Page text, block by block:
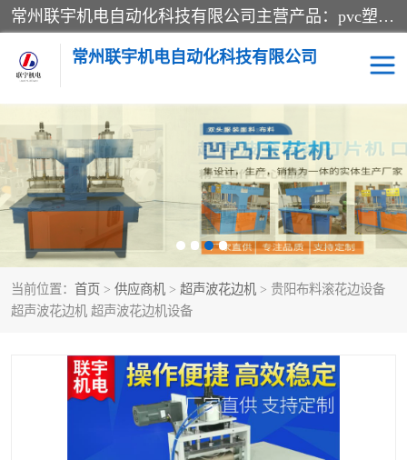
常州联宇机电自动化科技有限公司主营产品：pvc塑料焊机、高频热合机、软膜天花压边机、服装布料凹凸压花机、布料3d压印设备、服装植胶设备、超声波布料花边机、无纺布热合机、全自动压花机。
常州联宇机电自动化科技有限公司
当前位置： 首页 > 供应商机 > 超声波花边机 > 贵阳布料滚花边设备
超声波花边机 超声波花边机设备
压花定型机以及压花模具 超声波热合机
高频热合机 超声波花边机
超声波复合压花机 凹凸压花机压标机
3040凹凸压花机 双头服装凹凸压花机
高频压花压标机 自动超声波打片成型机
海绵产品成型机